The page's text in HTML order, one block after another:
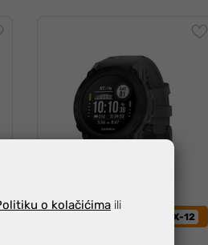
LUX-12
o kolačićima ili